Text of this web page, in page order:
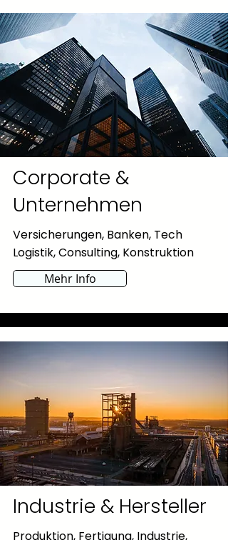
Corporate &
Unternehmen
Versicherungen, Banken, Tech
Logistik, Consulting, Konstruktion
Mehr Info
Industrie & Hersteller
Produktion, Fertigung, Industrie,